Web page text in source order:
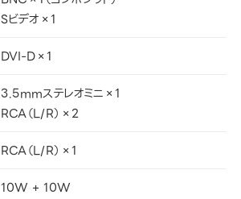
Sビデオ×1
DVI-D×1
3.5mmステレオミニ×1
RCA（L/R）×2
RCA（L/R）×1
10W + 10W